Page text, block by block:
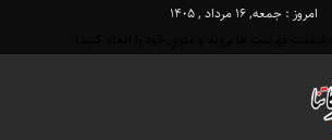
امروز : جمعه, ۱۶ مرداد , ۱۴۰۵